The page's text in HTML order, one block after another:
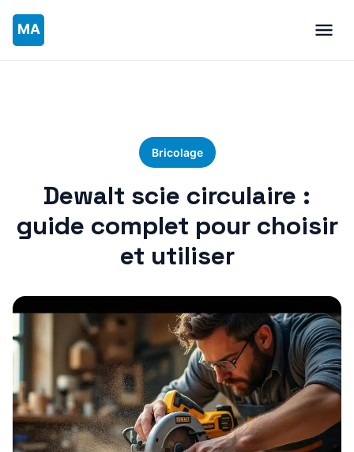
Bricolage
Dewalt scie circulaire :
guide complet pour choisir
et utiliser